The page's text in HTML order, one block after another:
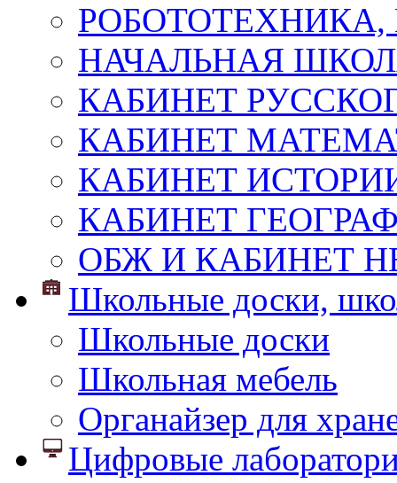
НАЧАЛЬНАЯ
КАБИНЕТ
КАБИНЕТ
КАБИНЕТ
КАБИНЕТ
ОБЖ И КАБИНЕТ
Школьные доски,
Школьные доски
Школьная мебель
Органайзер для
Цифровые